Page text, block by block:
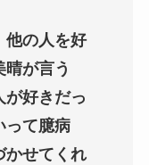
他の人を好
が言う
が好きだっ
って臆病
かせてくれ